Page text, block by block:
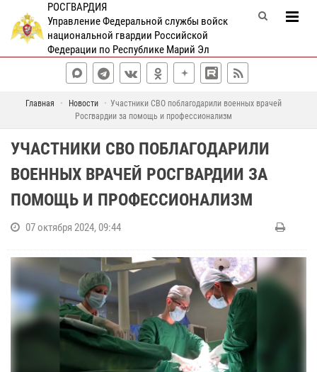
РОСГВАРДИЯ
Управление Федеральной службы войск
национальной гвардии Российской
Федерации по Республике Марий Эл
Главная Новости
Участники СВО поблагодарили военных врачей
Росгвардии за помощь и профессионализм
УЧАСТНИКИ СВО ПОБЛАГОДАРИЛИ
ВОЕННЫХ ВРАЧЕЙ РОСГВАРДИИ ЗА
ПОМОЩЬ И ПРОФЕССИОНАЛИЗМ
07 октября 2024, 09:44